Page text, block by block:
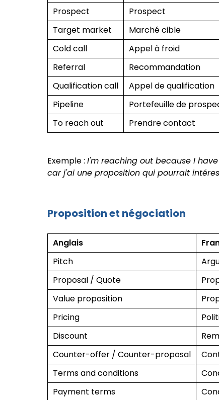
Prospect
Prospect
Target market
Marché cible
Cold call
Appel à froid
Referral
Recommandation
Qualification call
Appel de qualification
Pipeline
Portefeuille de
To reach out
Prendre contact
Exemple :I'm reaching out because I
car j'ai une proposition qui pourrait
Proposition et négociation
Anglais
Pitch
Proposal / Quote
Value proposition
Pricing
Discount
Counter-offer / Counter-proposal
Terms and conditions
Payment terms